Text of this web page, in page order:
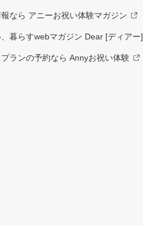
なら アニーお祝い体験マガジン
暮らすwebマガジン Dear [ディアー]
ランの予約なら Annyお祝い体験